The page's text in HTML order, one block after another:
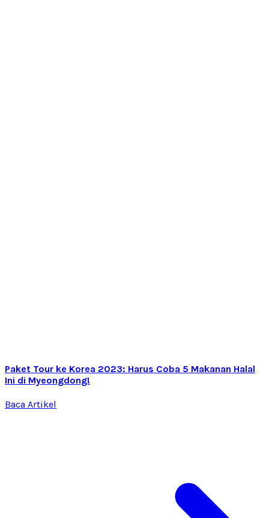
Paket Tour ke Korea 2023: Harus Coba 5 Makanan Halal
Ini di Myeongdong!
Baca Artikel